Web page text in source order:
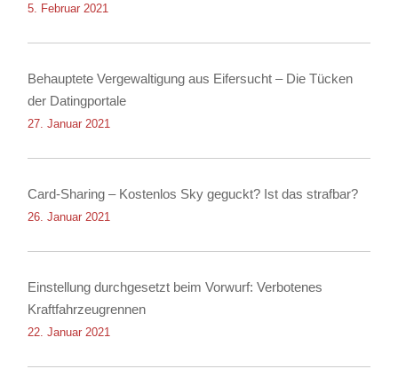
5. Februar 2021
Behauptete Vergewaltigung aus Eifersucht – Die Tücken
der Datingportale
27. Januar 2021
Card-Sharing – Kostenlos Sky geguckt? Ist das strafbar?
26. Januar 2021
Einstellung durchgesetzt beim Vorwurf: Verbotenes
Kraftfahrzeugrennen
22. Januar 2021